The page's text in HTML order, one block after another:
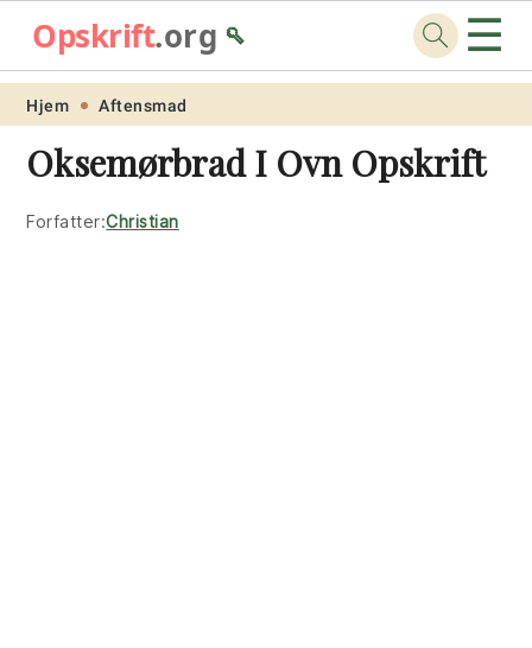
Skip
primary
navigation
Skip
main
content
Skip
primary
sidebar
Skip
footer
Opskrift.org🥄 ☰
Hjem Aftensmad
Oksemørbrad I Ovn Opskrift
Forfatter:Christian